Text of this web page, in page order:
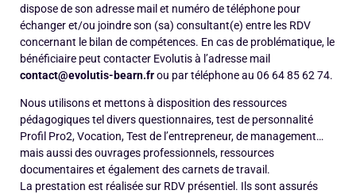
dispose de son adresse mail et numéro de téléphone pour
échanger et/ou joindre son (sa) consultant(e) entre les RDV
concernant le bilan de compétences. En cas de problématique, le
bénéficiaire peut contacter Evolutis à l’adresse mail
contact@evolutis-bearn.frou par téléphone au 06 64 85 62 74.
Nous utilisons et mettons à disposition des ressources
pédagogiques tel divers questionnaires, test de personnalité
Profil Pro2, Vocation, Test de l’entrepreneur, de management…
mais aussi des ouvrages professionnels, ressources
documentaires et également des carnets de travail.
La prestation est réalisée sur RDV présentiel. Ils sont assurés